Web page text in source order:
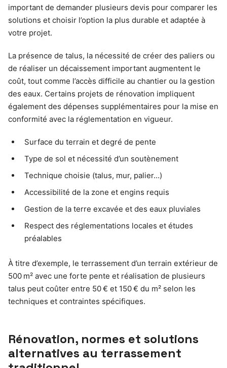
important de demander plusieurs devis pour comparer les
solutions et choisir l’option la plus durable et adaptée à
votre projet.
La présence de talus, la nécessité de créer des paliers ou
de réaliser un décaissement important augmentent le
coût, tout comme l’accès difficile au chantier ou la gestion
des eaux. Certains projets de rénovation impliquent
également des dépenses supplémentaires pour la mise en
conformité avec la réglementation en vigueur.
Surface du terrain et degré de pente
Type de sol et nécessité d’un soutènement
Technique choisie (talus, mur, palier…)
Accessibilité de la zone et engins requis
Gestion de la terre excavée et des eaux pluviales
Respect des réglementations locales et études
préalables
À titre d’exemple, le terrassement d’un terrain extérieur de
500 m² avec une forte pente et réalisation de plusieurs
talus peut coûter entre 50 € et 150 € du m² selon les
techniques et contraintes spécifiques.
Rénovation, normes et solutions
alternatives au terrassement